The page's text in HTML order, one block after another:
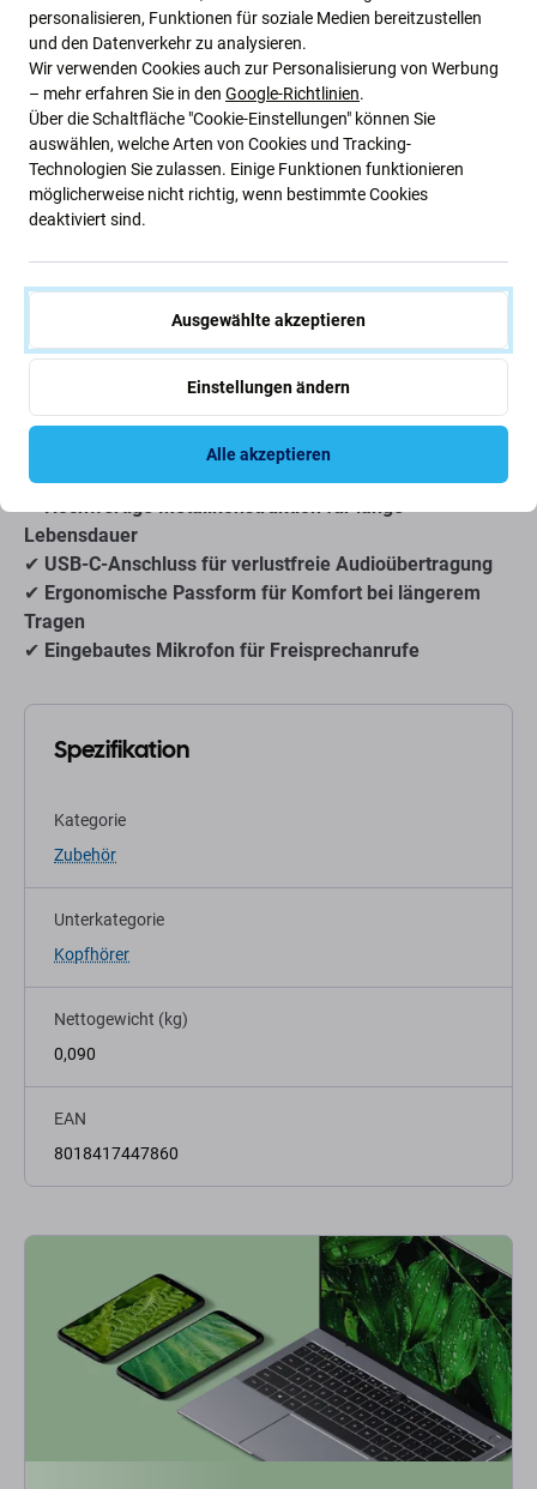
Beschreibung und Spezifikation Versand und Rückgabe
SBS - Earphones Metal Pro 2.0, USB-C,
schwarz
Kopfhörer wurden fürHiFi-Audio
entwickelt und liefern
tiefe Bässe, klare Mitten und brillante Höhen– perfekt
für Musikliebhaber. Dasrobuste Metallgehäuse
Langlebigkeit, während derUSB-C-Anschlussnahtlose
Kompatibilität mit modernen Geräten gewährleistet.
✔Hochwertige Metallkonstruktion für lange
Lebensdauer
✔ USB-C-Anschluss für verlustfreie Audioübertragung
✔ Ergonomische Passform für Komfort bei längerem
Tragen
✔ Eingebautes Mikrofon für Freisprechanrufe
Spezifikation
Kategorie
Zubehör
Unterkategorie
Kopfhörer
Nettogewicht (kg)
0,090
EAN
8018417447860
personalisieren, Funktionen für soziale Medien bereitzustellen
und den Datenverkehr zu analysieren.
Wir verwenden Cookies auch zur Personalisierung von Werbung
– mehr erfahren Sie in den Google-Richtlinien.
Über die Schaltfläche "Cookie-Einstellungen" können Sie
auswählen, welche Arten von Cookies und Tracking-
Technologien Sie zulassen. Einige Funktionen funktionieren
möglicherweise nicht richtig, wenn bestimmte Cookies
deaktiviert sind.
Ausgewählte akzeptieren
Einstellungen ändern
Alle akzeptieren